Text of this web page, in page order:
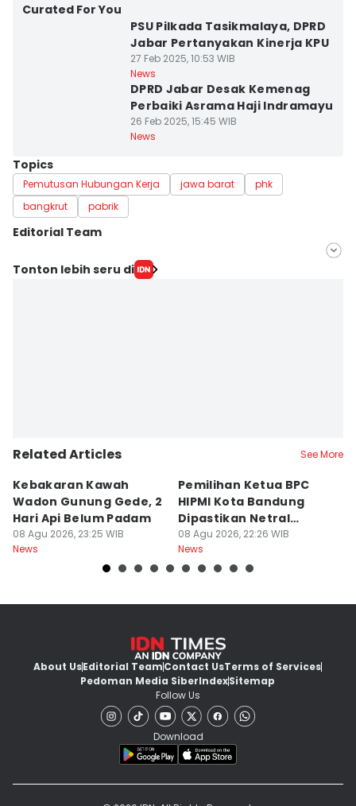
Curated For You
PSU Pilkada Tasikmalaya, DPRD
Jabar Pertanyakan Kinerja KPU
27 Feb 2025, 10:53 WIB
News
DPRD Jabar Desak Kemenag
Perbaiki Asrama Haji Indramayu
26 Feb 2025, 15:45 WIB
News
Topics
Pemutusan Hubungan Kerja jawa barat
phk
bangkrut
pabrik
Editorial Team
Editor
Tonton lebih seru di
Related Articles See More
Kebakaran Kawah
Wadon Gunung Gede, 2
Hari Api Belum Padam
08 Agu 2026, 23:25 WIB
News
Pemilihan Ketua BPC
HIPMI Kota Bandung
Dipastikan Netral
Tanpa Tekanan
08 Agu 2026, 22:26 WIB
News
About UsEditorial TeamContact UsTerms of Services
Pedoman Media SiberIndexSitemap
Follow Us
Download